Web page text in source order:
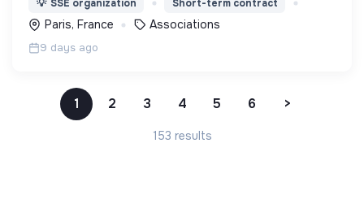
l'insertion , contre la pauvreté sous toutes ses
formes.
💡 SSE organization Short-term contract
Paris, France Associations
9 days ago
1 2 3 4 5 6 >
153 results